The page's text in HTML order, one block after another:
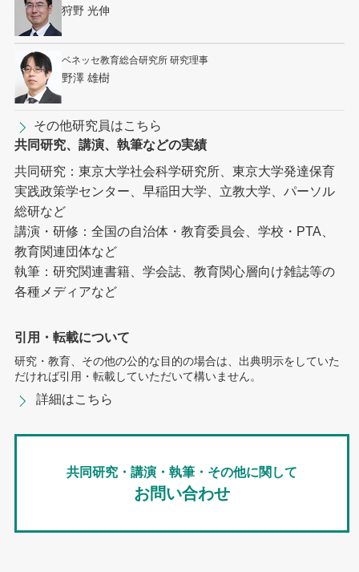
狩野 光伸
ベネッセ教育総合研究所 研究理事
野澤 雄樹
その他研究員はこちら
共同研究、講演、執筆などの実績
共同研究：東京大学社会科学研究所、東京大学発達保育
実践政策学センター、早稲田大学、立教大学、パーソル
総研など
講演・研修：全国の自治体・教育委員会、学校・PTA、
教育関連団体など
執筆：研究関連書籍、学会誌、教育関心層向け雑誌等の
各種メディアなど
引用・転載について
研究・教育、その他の公的な目的の場合は、出典明示をしていた
だければ引用・転載していただいて構いません。
詳細はこちら
共同研究・講演・執筆・その他に関して
お問い合わせ